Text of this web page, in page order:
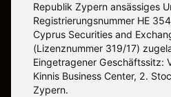
Republik Zypern ansässiges
Registrierungsnummer HE
Cyprus Securities and
(Lizenznummer 319/17)
Eingetragener Geschäftssitz:
Kinnis Business Center, 2.
Zypern.